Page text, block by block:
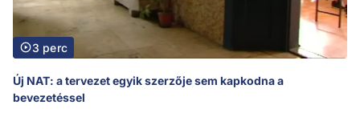
3 perc
Új NAT: a tervezet egyik szerzője sem kapkodna a
bevezetéssel